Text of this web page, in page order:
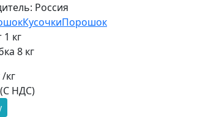
Россия
КусочкиПорошок
1 кг
8 кг
кг
(С НДС)